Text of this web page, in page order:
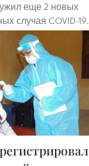
еще 2 новых
случая COVID-19.